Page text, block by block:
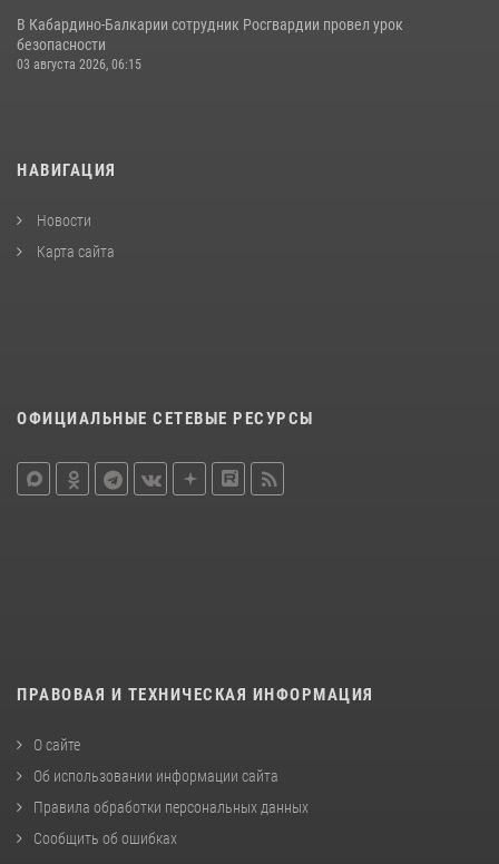
В Кабардино‑Балкарии сотрудник Росгвардии провел урок
безопасности
03 августа 2026, 06:15
НАВИГАЦИЯ
Новости
Карта сайта
ОФИЦИАЛЬНЫЕ СЕТЕВЫЕ РЕСУРСЫ
ПРАВОВАЯ И ТЕХНИЧЕСКАЯ ИНФОРМАЦИЯ
О сайте
Об использовании информации сайта
Правила обработки персональных данных
Сообщить об ошибках